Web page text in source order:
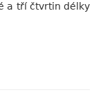
a tří čtvrtin délky